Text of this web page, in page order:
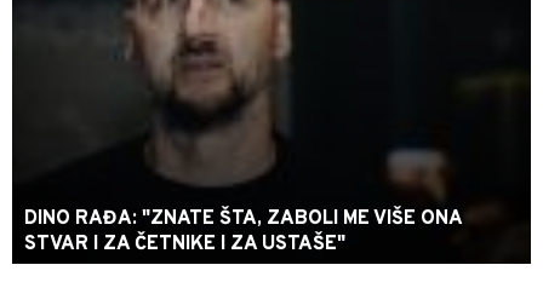
DINO RAĐA: "ZNATE ŠTA, ZABOLI ME VIŠE ONA
STVAR I ZA ČETNIKE I ZA USTAŠE"